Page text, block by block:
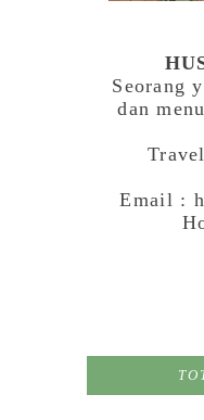
Seorang
dan
Email :